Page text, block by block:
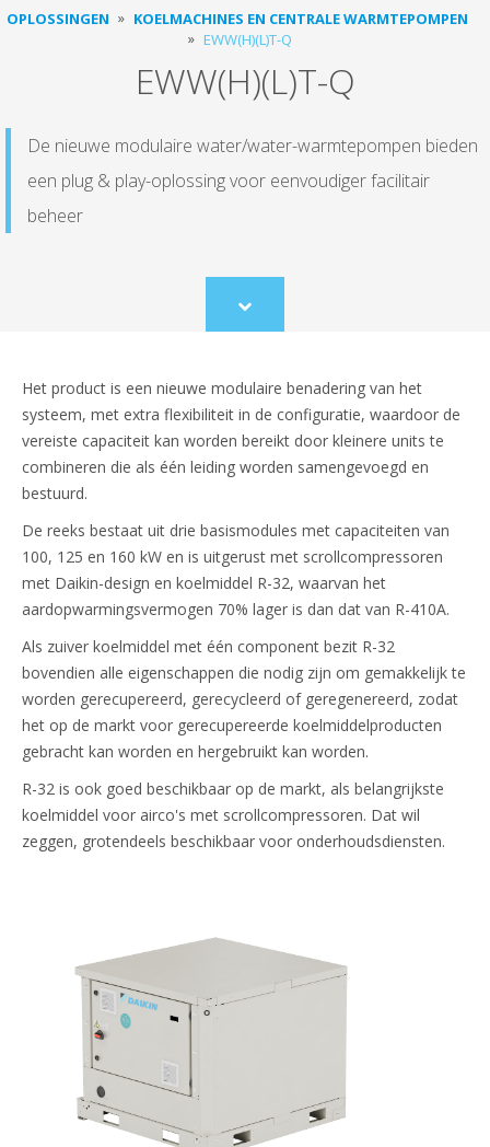
OPLOSSINGEN
KOELMACHINES EN CENTRALE WARMTEPOMPEN
EWW(H)(L)T-Q
EWW(H)(L)T-Q
De nieuwe modulaire water/water-warmtepompen bieden
een plug & play-oplossing voor eenvoudiger facilitair
beheer
Scroll
to
Het product is een nieuwe modulaire benadering van het
systeem, met extra flexibiliteit in de configuratie, waardoor de
vereiste capaciteit kan worden bereikt door kleinere units te
combineren die als één leiding worden samengevoegd en
bestuurd.
De reeks bestaat uit drie basismodules met capaciteiten van
100, 125 en 160 kW en is uitgerust met scrollcompressoren
met Daikin-design en koelmiddel R-32, waarvan het
aardopwarmingsvermogen 70% lager is dan dat van R-410A.
Als zuiver koelmiddel met één component bezit R-32
bovendien alle eigenschappen die nodig zijn om gemakkelijk te
worden gerecupereerd, gerecycleerd of geregenereerd, zodat
het op de markt voor gerecupereerde koelmiddelproducten
gebracht kan worden en hergebruikt kan worden.
R-32 is ook goed beschikbaar op de markt, als belangrijkste
koelmiddel voor airco's met scrollcompressoren. Dat wil
zeggen, grotendeels beschikbaar voor onderhoudsdiensten.